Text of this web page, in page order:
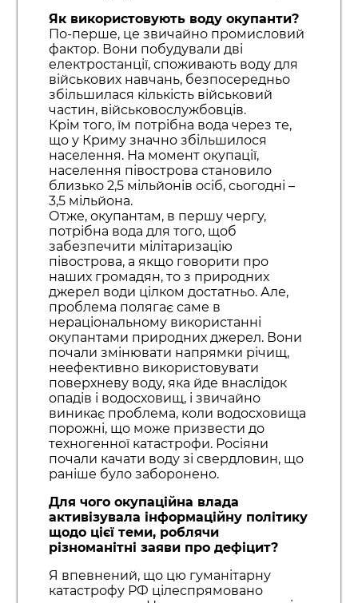
Як використовують воду окупанти?
По-перше, це звичайно промисловий
фактор. Вони побудували дві
електростанції, споживають воду для
військових навчань, безпосередньо
збільшилася кількість військовий
частин, військовослужбовців.
Крім того, їм потрібна вода через те,
що у Криму значно збільшилося
населення. На момент окупації,
населення півострова становило
близько 2,5 мільйонів осіб, сьогодні –
3,5 мільйона.
Отже, окупантам, в першу чергу,
потрібна вода для того, щоб
забезпечити мілітаризацію
півострова, а якщо говорити про
наших громадян, то з природних
джерел води цілком достатньо. Але,
проблема полягає саме в
нераціональному використанні
окупантами природних джерел. Вони
почали змінювати напрямки річищ,
неефективно використовувати
поверхневу воду, яка йде внаслідок
опадів і водосховищ, і звичайно
виникає проблема, коли водосховища
порожні, що може призвести до
техногенної катастрофи. Росіяни
почали качати воду зі свердловин, що
раніше було заборонено.
Для чого окупаційна влада
активізувала інформаційну політику
щодо цієї теми, роблячи
різноманітні заяви про дефіцит?
Я впевнений, що цю гуманітарну
катастрофу РФ цілеспрямовано